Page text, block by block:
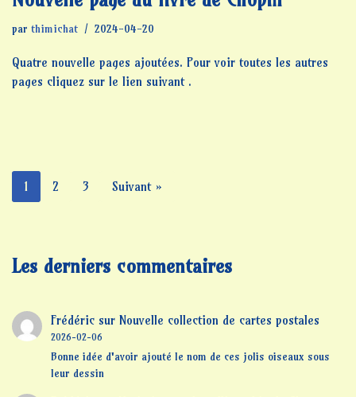
par thimichat 2024-04-20
Quatre nouvelle pages ajoutées. Pour voir toutes les autres
pages cliquez sur le lien suivant .
1 2 3 Suivant »
Les derniers commentaires
Frédéricsur Nouvelle collection de cartes postales
2026-02-06
Bonne idée d'avoir ajouté le nom de ces jolis oiseaux sous
leur dessin